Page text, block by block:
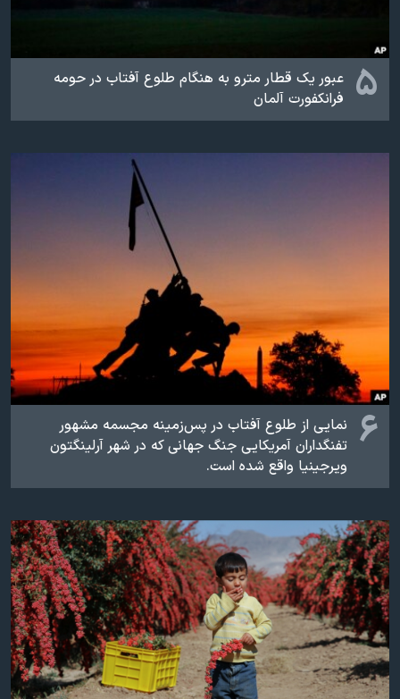
۵ عبور یک قطار مترو به هنگام طلوع آفتاب در حومه
فرانکفورت آلمان
۶
نمایی از طلوع آفتاب در پس‌زمینه مجسمه مشهور
تفنگداران آمریکایی جنگ جهانی که در شهر آرلینگتون
ویرجینیا واقع شده است.